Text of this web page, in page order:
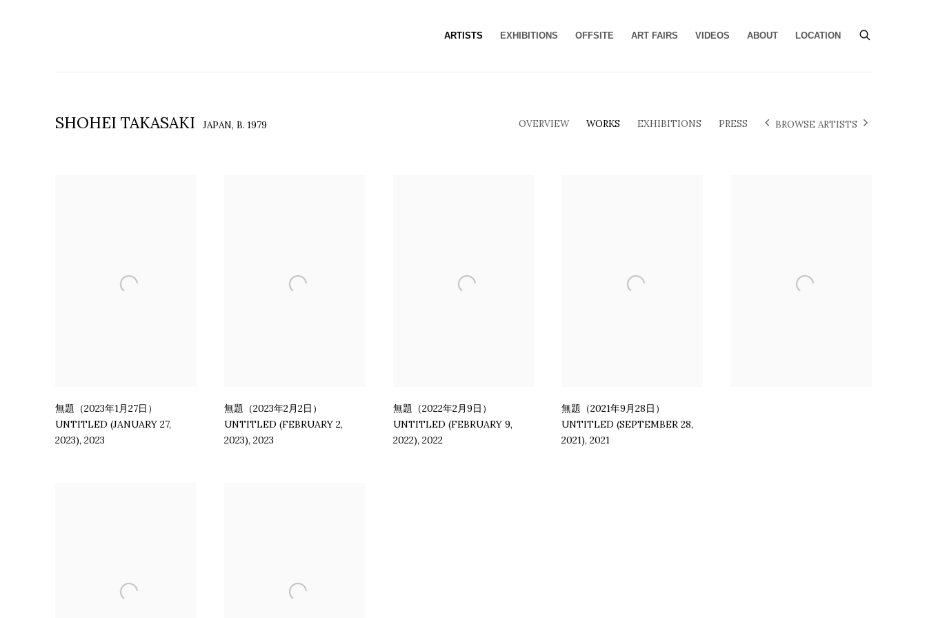
ARTISTS EXHIBITIONS OFFSITE ART FAIRS VIDEOS ABOUT LOCATION
SHOHEI TAKASAKI JAPAN, B. 1979 OVERVIEW WORKS EXHIBITIONS PRESS BROWSE ARTISTS
無題（2023年1月27日）
UNTITLED (JANUARY 27,
2023), 2023
無題（2023年2月2日）
UNTITLED (FEBRUARY 2,
2023), 2023
無題（2022年2月9日）
UNTITLED (FEBRUARY 9,
2022), 2022
無題（2021年9月28日）
UNTITLED (SEPTEMBER 28,
2021),2021